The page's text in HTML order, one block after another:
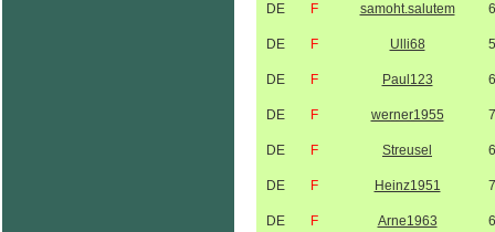
DE F samoht.salutem
DE F Ulli68
DE F Paul123
DE F werner1955
DE F Streusel
DE F Heinz1951
DE F Arne1963